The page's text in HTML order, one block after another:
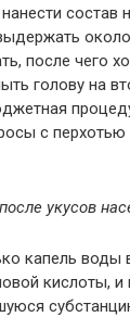
состав
после чего
голову на
с
укусов
капель воды
кислоты,